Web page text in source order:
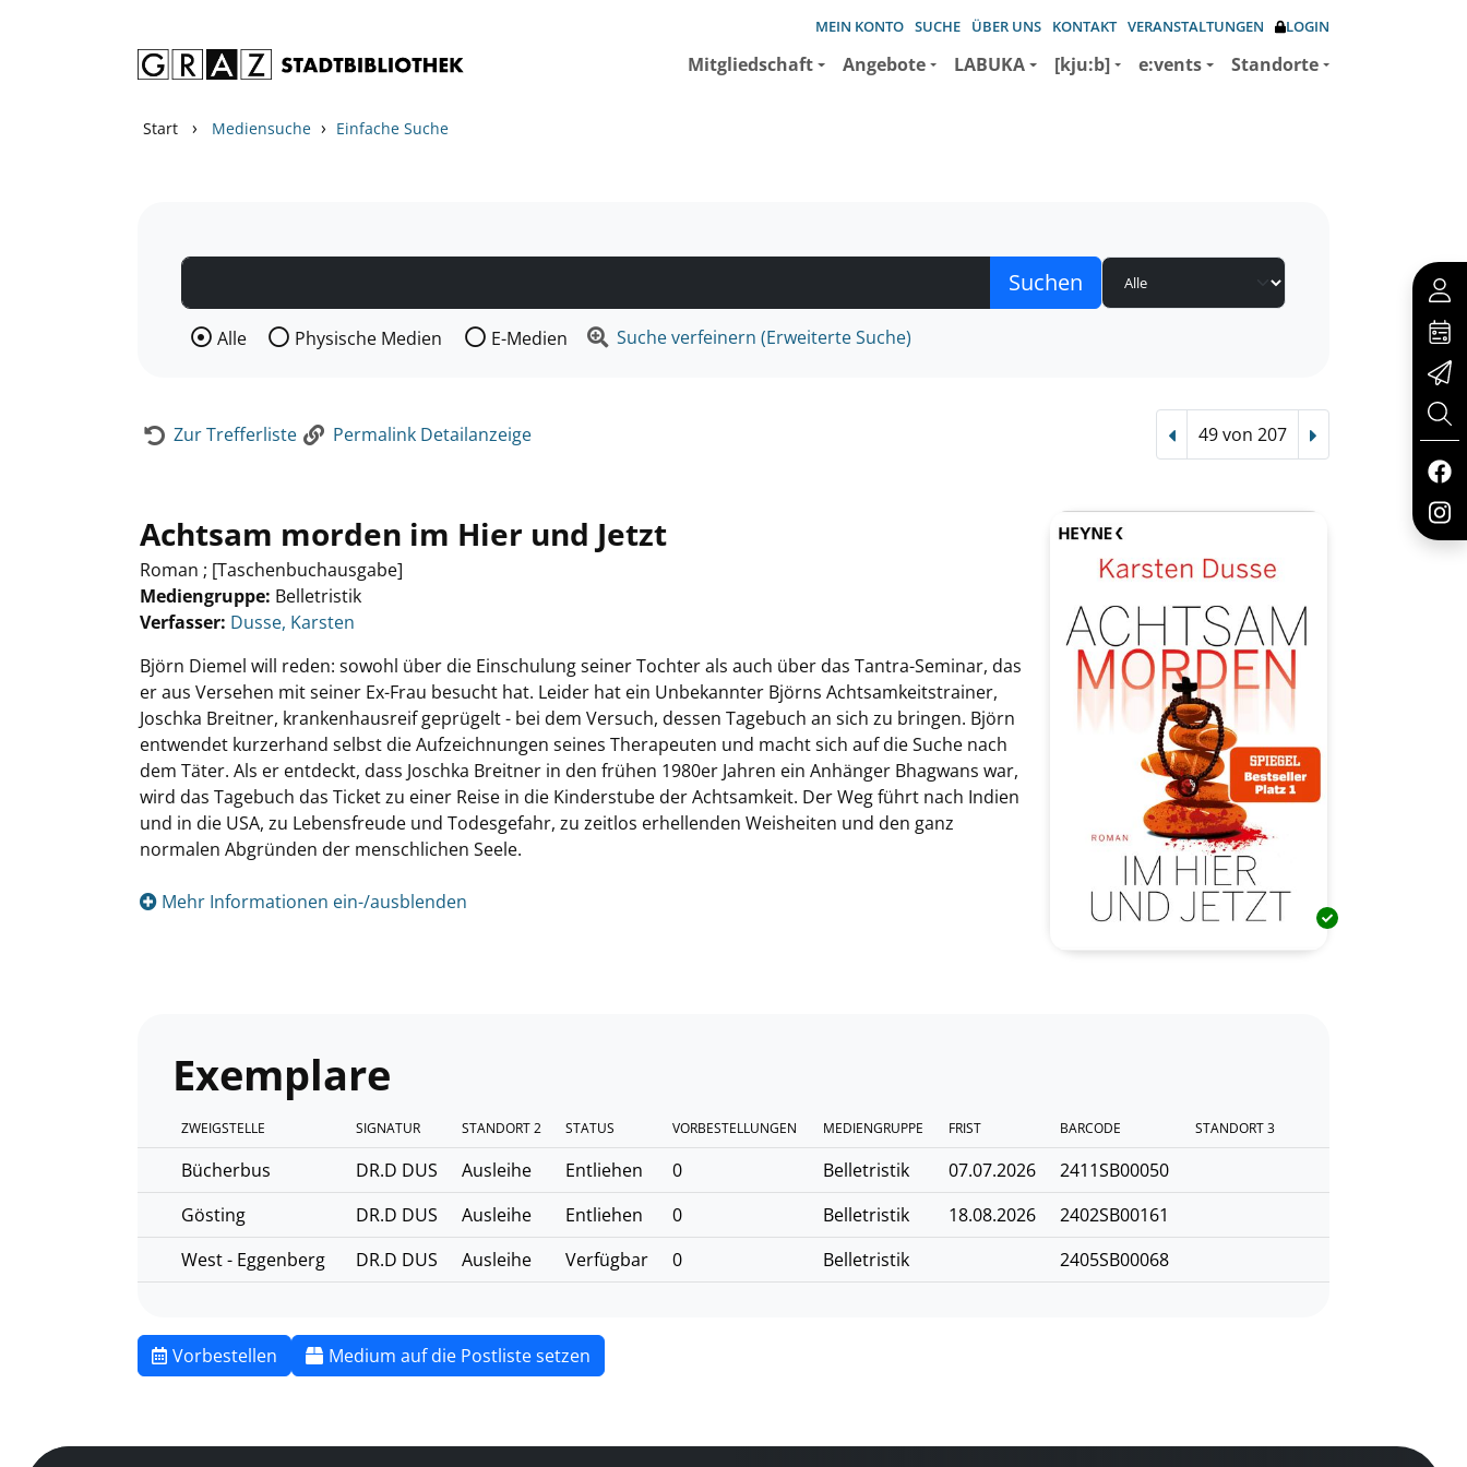
MEIN KONTO SUCHE ÜBER UNS KONTAKT VERANSTALTUNGEN LOGIN
Mitgliedschaft Angebote LABUKA [kju:b] e:vents Standorte
Start › Mediensuche › Einfache Suche
Wählen Sie die Medienart nach der Sie suchen wollen.
Alle Physische Medien E-Medien Suche verfeinern (Erweiterte Suche)
Zur Trefferliste Permalink Detailanzeige Vorheriger Treffer
49 von 207 Nächster Treffer
Achtsam morden im Hier und Jetzt
Roman ; [Taschenbuchausgabe]
Mediengruppe: Belletristik
Verfasser: Suche nach diesem Verfasser
Dusse, Karsten
Björn Diemel will reden: sowohl über die Einschulung seiner Tochter als auch über das Tantra-Seminar, das
er aus Versehen mit seiner Ex-Frau besucht hat. Leider hat ein Unbekannter Björns Achtsamkeitstrainer,
Joschka Breitner, krankenhausreif geprügelt - bei dem Versuch, dessen Tagebuch an sich zu bringen. Björn
entwendet kurzerhand selbst die Aufzeichnungen seines Therapeuten und macht sich auf die Suche nach
dem Täter. Als er entdeckt, dass Joschka Breitner in den frühen 1980er Jahren ein Anhänger Bhagwans war,
wird das Tagebuch das Ticket zu einer Reise in die Kinderstube der Achtsamkeit. Der Weg führt nach Indien
und in die USA, zu Lebensfreude und Todesgefahr, zu zeitlos erhellenden Weisheiten und den ganz
normalen Abgründen der menschlichen Seele.
Mehr Informationen ein-/ausblenden
Exemplare
ZWEIGSTELLE SIGNATUR STANDORT 2 STATUS VORBESTELLUNGEN MEDIENGRUPPE FRIST BARCODE STANDORT 3
Bücherbus DR.D DUS Ausleihe Entliehen 0 Belletristik 07.07.2026
2411SB00050
Gösting
DR.D DUS Ausleihe Entliehen 0 Belletristik 18.08.2026
2402SB00161
West - Eggenberg
DR.D DUS Ausleihe Verfügbar 0 Belletristik 2405SB00068
Vorbestellen Medium auf die Postliste setzen